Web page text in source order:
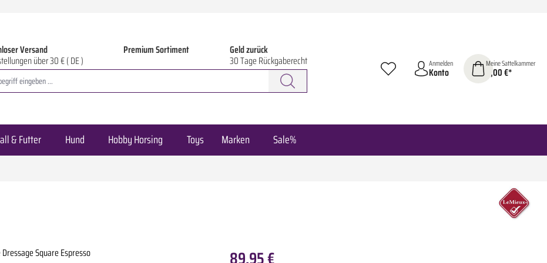
Versand
über 30 € ( DE )
Premium Sortiment Geld zurück
30 Tage Rückgaberecht Anmelden
Konto
Meine Sattelkammer
0,00 €*
& Futter Hund Hobby Horsing Toys Marken Sale%